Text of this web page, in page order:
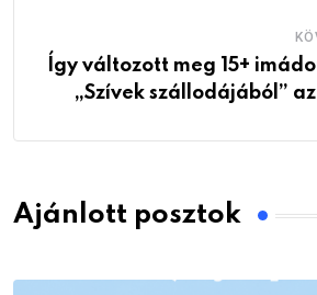
Így változott meg 15+
„Szívek szállodájából”
Ajánlott posztok